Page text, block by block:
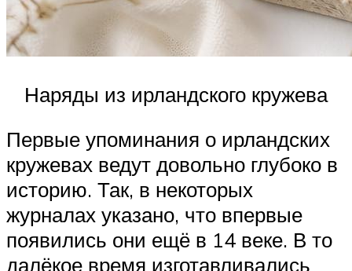
Наряды из ирландского кружева
Первые упоминания о ирландских
кружевах ведут довольно глубоко в
историю. Так, в некоторых
журналах указано, что впервые
появились они ещё в 14 веке. В то
далёкое время изготавливались